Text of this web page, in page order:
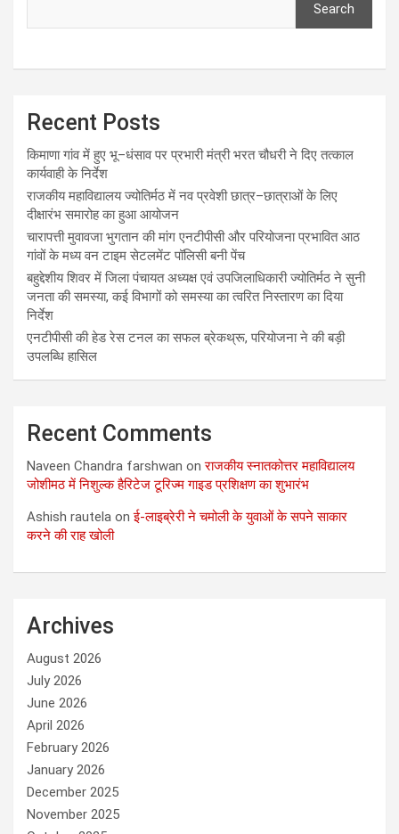
Search
Recent Posts
किमाणा गांव में हुए भू–धंसाव पर प्रभारी मंत्री भरत चौधरी ने दिए तत्काल
कार्यवाही के निर्देश
राजकीय महाविद्यालय ज्योतिर्मठ में नव प्रवेशी छात्र–छात्राओं के लिए
दीक्षारंभ समारोह का हुआ आयोजन
चारापत्ती मुवावजा भुगतान की मांग एनटीपीसी और परियोजना प्रभावित आठ
गांवों के मध्य वन टाइम सेटलमेंट पॉलिसी बनी पेंच
बहुद्देशीय शिवर में जिला पंचायत अध्यक्ष एवं उपजिलाधिकारी ज्योतिर्मठ ने सुनी
जनता की समस्या, कई विभागों को समस्या का त्वरित निस्तारण का दिया
निर्देश
एनटीपीसी की हेड रेस टनल का सफल ब्रेकथ्रू, परियोजना ने की बड़ी
उपलब्धि हासिल
Recent Comments
Naveen Chandra farshwan onराजकीय स्नातकोत्तर महाविद्यालय
जोशीमठ में निशुल्क हैरिटेज टूरिज्म गाइड प्रशिक्षण का शुभारंभ
Ashish rautela onई-लाइब्रेरी ने चमोली के युवाओं के सपने साकार
करने की राह खोली
Archives
August 2026
July 2026
June 2026
April 2026
February 2026
January 2026
December 2025
November 2025